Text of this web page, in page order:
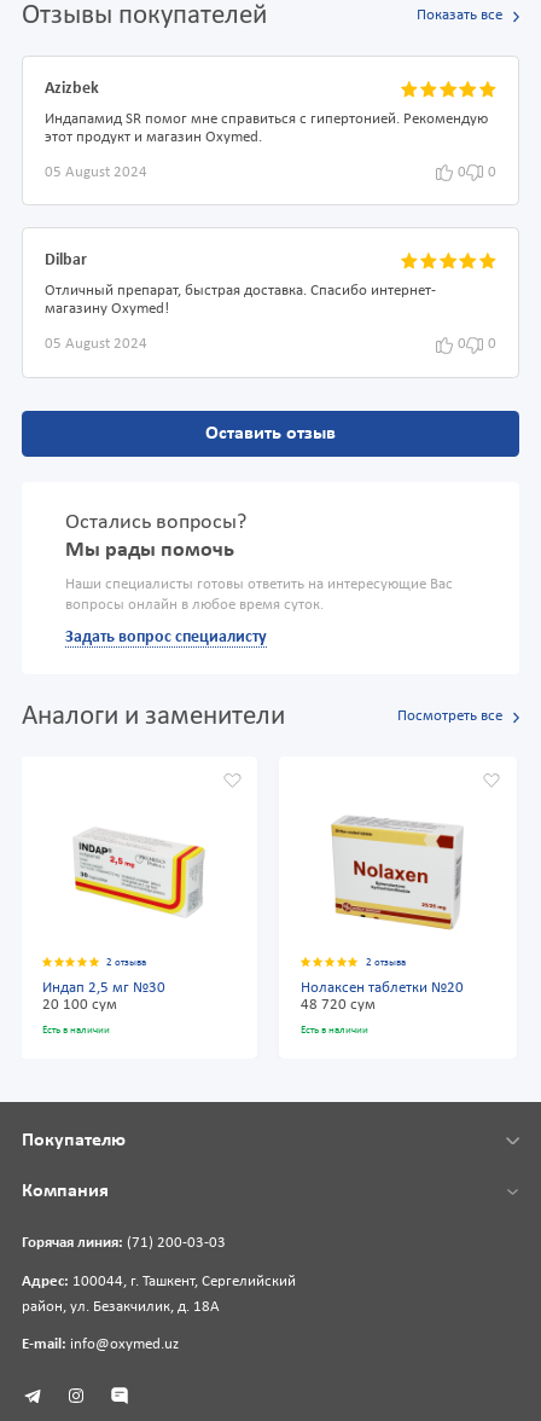
Отзывы покупателей Показать все
Azizbek
Индапамид SR помог мне справиться с гипертонией. Рекомендую
этот продукт и магазин Oxymed.
05 August 2024 0 0
Dilbar
Отличный препарат, быстрая доставка. Спасибо интернет-
магазину Oxymed!
05 August 2024 0 0
Оставить отзыв
Остались вопросы?
Мы рады помочь
Наши специалисты готовы ответить на интересующие Вас
вопросы онлайн в любое время суток.
Задать вопрос специалисту
Аналоги и заменители Посмотреть все
2 отзыва
Индап 2,5 мг №30
20 100 сум
Есть в наличии
2 отзыва
Нолаксен таблетки №20
48 720 сум
Есть в наличии
Горячая линия: (71) 200-03-03
Адрес: 100044, г. Ташкент, Сергелийский
район, ул. Безакчилик, д. 18А
E-mail: info@oxymed.uz
Покупателю
Компания